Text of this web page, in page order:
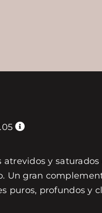
y
gran
puros, profundos y